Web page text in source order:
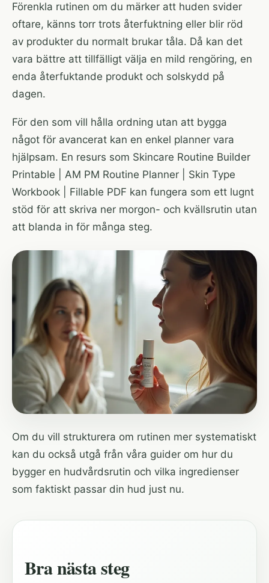
Förenkla rutinen om du märker att huden svider
oftare, känns torr trots återfuktning eller blir röd
av produkter du normalt brukar tåla. Då kan det
vara bättre att tillfälligt välja en mild rengöring, en
enda återfuktande produkt och solskydd på
dagen.
För den som vill hålla ordning utan att bygga
något för avancerat kan en enkel planner vara
hjälpsam. En resurs som Skincare Routine Builder
Printable | AM PM Routine Planner | Skin Type
Workbook | Fillable PDF kan fungera som ett lugnt
stöd för att skriva ner morgon- och kvällsrutin utan
att blanda in för många steg.
Om du vill strukturera om rutinen mer systematiskt
kan du också utgå från våra guider om hur du
bygger en hudvårdsrutin och vilka ingredienser
som faktiskt passar din hud just nu.
Bra nästa steg